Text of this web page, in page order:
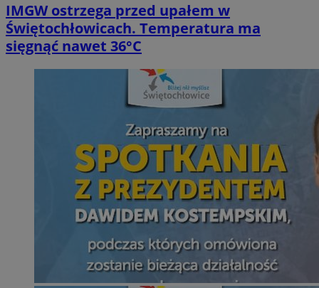
IMGW ostrzega przed upałem w
Świętochłowicach. Temperatura ma
sięgnąć nawet 36°C